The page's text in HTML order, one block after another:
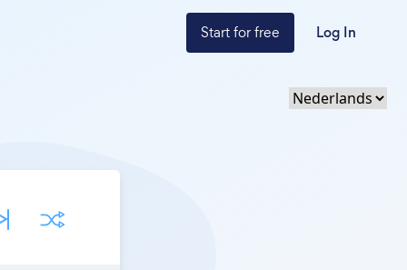
Start for free Log In